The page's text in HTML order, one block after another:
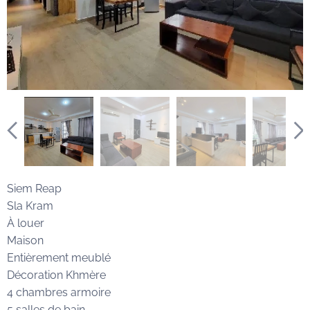
Siem Reap
Sla Kram
À louer
Maison
Entièrement meublé
Décoration Khmère
4 chambres armoire